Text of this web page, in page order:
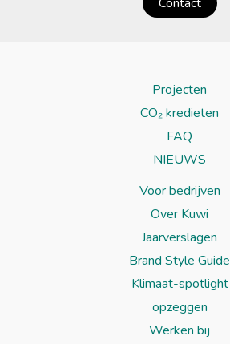
Projecten
CO₂ kredieten
FAQ
NIEUWS
Voor bedrijven
Over Kuwi
Jaarverslagen
Brand Style Guide
Klimaat-spotlight
opzeggen
Werken bij